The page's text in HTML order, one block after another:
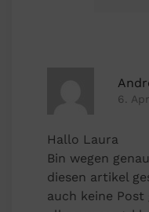
6.
Hallo Laura
Bin wegen
diesen artikel
auch keine